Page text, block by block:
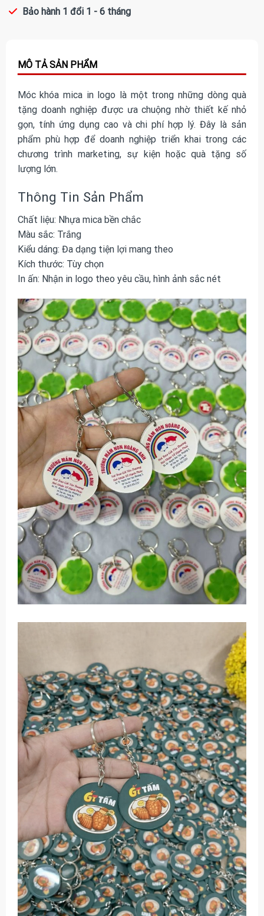
Bảo hành 1 đổi 1 - 6 tháng
Móc khóa mica in logo là một trong những dòng quà
tặng doanh nghiệp được ưa chuộng nhờ thiết kế nhỏ
gọn, tính ứng dụng cao và chi phí hợp lý. Đây là sản
phẩm phù hợp để doanh nghiệp triển khai trong các
chương trình marketing, sự kiện hoặc quà tặng số
lượng lớn.
Thông Tin Sản Phẩm
Chất liệu: Nhựa mica bền chắc
Màu sắc: Trắng
Kiểu dáng: Đa dạng tiện lợi mang theo
Kích thước: Tùy chọn
In ấn: Nhận in logo theo yêu cầu, hình ảnh sắc nét